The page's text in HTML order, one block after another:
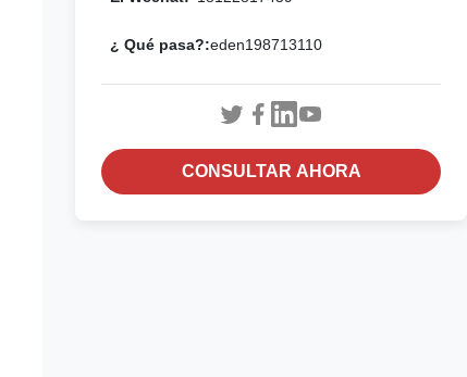
¿ Qué pasa?:eden198713110
CONSULTAR AHORA